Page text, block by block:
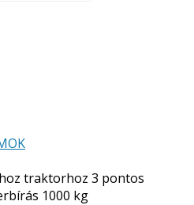
traktorhoz 3 pontos
1000 kg